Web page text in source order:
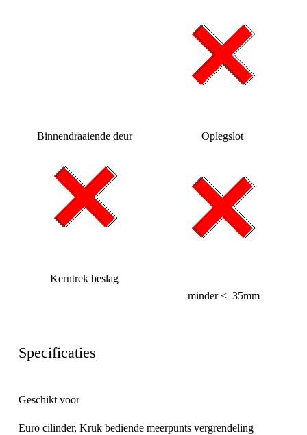
Binnendraaiende deur Oplegslot
Kerntrek beslag
minder < 35mm
Specificaties
Geschikt voor
Euro cilinder, Kruk bediende meerpunts vergrendeling